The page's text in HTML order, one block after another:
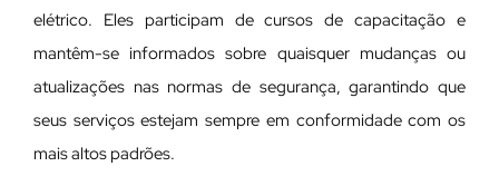
elétrico. Eles participam de cursos de capacitação e
mantêm-se informados sobre quaisquer mudanças ou
atualizações nas normas de segurança, garantindo que
seus serviços estejam sempre em conformidade com os
mais altos padrões.